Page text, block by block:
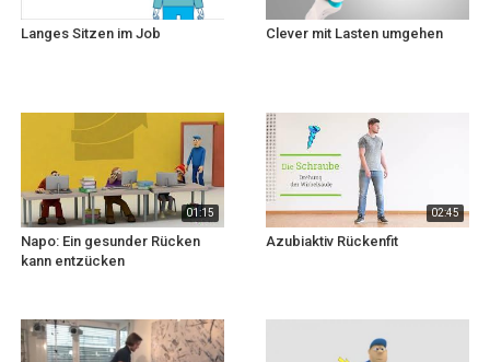
Langes Sitzen im Job Clever mit Lasten umgehen
01:15
Napo: Ein gesunder Rücken
kann entzücken
02:45
Azubiaktiv Rückenfit